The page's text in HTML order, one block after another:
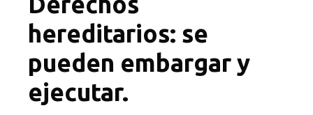
hereditarios: se
pueden embargar y
ejecutar.